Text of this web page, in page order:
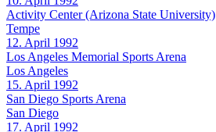
Activity Center (Arizona State University)
Tempe
12. April 1992
Los Angeles Memorial Sports Arena
Los Angeles
15. April 1992
San Diego Sports Arena
San Diego
17. April 1992